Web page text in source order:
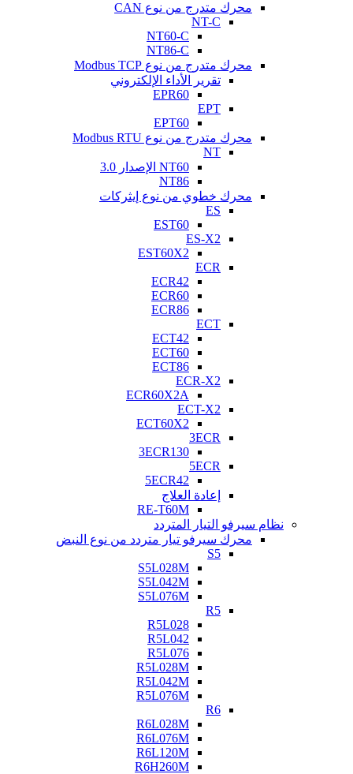
محرك متدرج من نوع CAN
NT-C
NT60-C
NT86-C
محرك متدرج من نوع Modbus TCP
تقرير الأداء الإلكتروني
EPR60
EPT
EPT60
محرك متدرج من نوع Modbus RTU
NT
NT60 الإصدار 3.0
NT86
محرك خطوي من نوع إيثركات
ES
EST60
ES-X2
EST60X2
ECR
ECR42
ECR60
ECR86
ECT
ECT42
ECT60
ECT86
ECR-X2
ECR60X2A
ECT-X2
ECT60X2
3ECR
3ECR130
5ECR
5ECR42
إعادة العلاج
RE-T60M
نظام سيرفو التيار المتردد
محرك سيرفو تيار متردد من نوع النبض
S5
S5L028M
S5L042M
S5L076M
R5
R5L028
R5L042
R5L076
R5L028M
R5L042M
R5L076M
R6
R6L028M
R6L076M
R6L120M
R6H260M